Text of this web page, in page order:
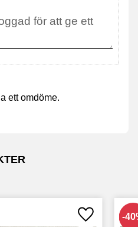
ett omdöme.
Lägg till i 40